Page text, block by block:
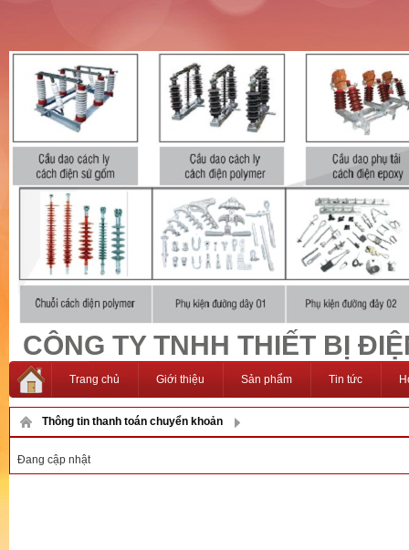
CÔNG TY TNHH THIẾT BỊ
Trang chủ Giới thiệu Sản phẩm Tin tức
Thông tin thanh toán chuyển khoản
Đang cập nhật